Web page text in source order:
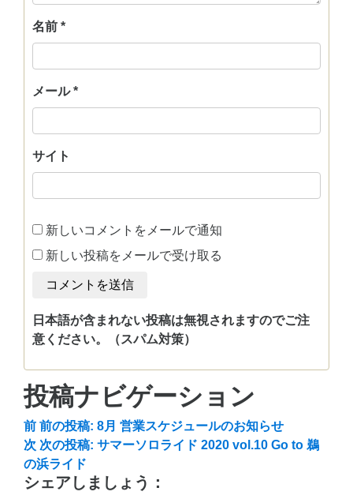
名前 *
メール *
サイト
新しいコメントをメールで通知
新しい投稿をメールで受け取る
日本語が含まれない投稿は無視されますのでご注
意ください。（スパム対策）
投稿ナビゲーション
前 前の投稿: 8月 営業スケジュールのお知らせ
次 次の投稿: サマーソロライド 2020 vol.10 Go to 鵜
の浜ライド
シェアしましょう：